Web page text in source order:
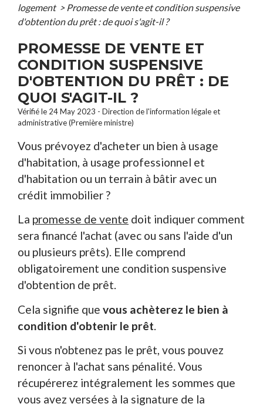
logement > Promesse de vente et condition suspensive
d'obtention du prêt : de quoi s'agit-il ?
PROMESSE DE VENTE ET
CONDITION SUSPENSIVE
D'OBTENTION DU PRÊT : DE
QUOI S'AGIT-IL ?
Vérifié le 24 May 2023 - Direction de l'information légale et
administrative (Première ministre)
Vous prévoyez d'acheter un bien à usage
d'habitation, à usage professionnel et
d'habitation ou un terrain à bâtir avec un
crédit immobilier ?
La promesse de vente doit indiquer comment
sera financé l'achat (avec ou sans l'aide d'un
ou plusieurs prêts). Elle comprend
obligatoirement une condition suspensive
d'obtention de prêt.
Cela signifie que vous achèterez le bien à
condition d'obtenir le prêt.
Si vous n'obtenez pas le prêt, vous pouvez
renoncer à l'achat sans pénalité. Vous
récupérerez intégralement les sommes que
vous avez versées à la signature de la